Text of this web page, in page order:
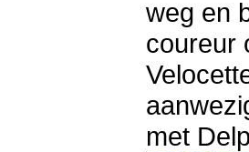
weg en
coureur
met